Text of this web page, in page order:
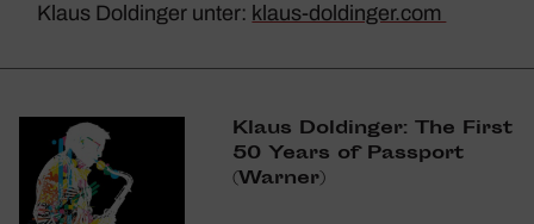
Klaus Doldinger unter: klaus-doldinger.com
Klaus Doldinger: The First
50 Years of Pass­port
(Warner)